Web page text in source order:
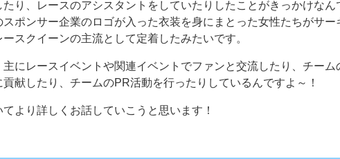
り、レースのアシスタントをしていたりしたことがきっかけなん
ポンサー企業のロゴが入った衣装を身にまとった女性たちがサー
スクイーンの主流として定着したみたいです。
にレースイベントや関連イベントでファンと交流したり、チーム
献したり、チームのPR活動を行ったりしているんですよ～！
より詳しくお話していこうと思います！